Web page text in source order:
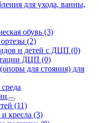
для ухода, ванны,
обувь (3)
(2)
и детей с ДЦП (0)
ДЦП (0)
для стояния) для
(11)
кресла (3)